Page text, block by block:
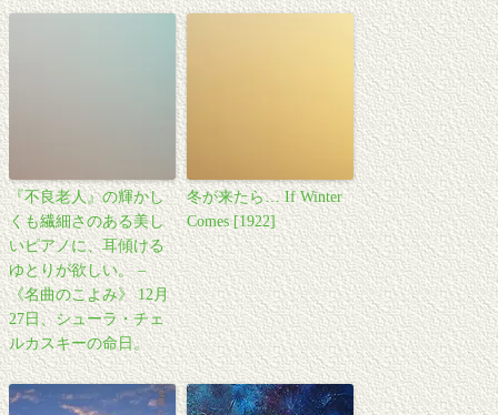
『不良老人』の輝かし
くも繊細さのある美し
いピアノに、耳傾ける
ゆとりが欲しい。 –
《名曲のこよみ》 12月
27日、シューラ・チェ
ルカスキーの命日。
冬が来たら… If Winter
Comes [1922]